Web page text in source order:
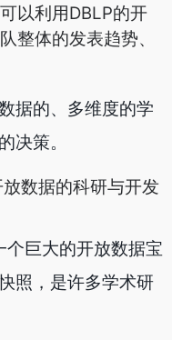
以利用DBLP的开
整体的发表趋势、
据的、多维度的学
决策。
数据的科研与开发
个巨大的开放数据宝
照，是许多学术研